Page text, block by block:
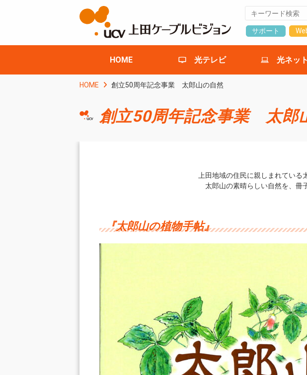
サポート
HOME 光テレビ 光ネット
HOME 創立50周年記念事業 太郎山の自然
創立50周年記念事業 太郎
上田地域の住民に親しまれている
太郎山の素晴らしい自然を、冊
『太郎山の植物手帖』